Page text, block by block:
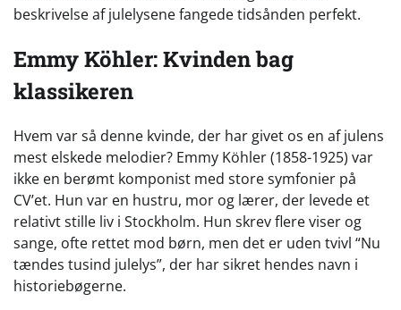
beskrivelse af julelysene fangede tidsånden perfekt.
Emmy Köhler: Kvinden bag
klassikeren
Hvem var så denne kvinde, der har givet os en af julens
mest elskede melodier? Emmy Köhler (1858-1925) var
ikke en berømt komponist med store symfonier på
CV’et. Hun var en hustru, mor og lærer, der levede et
relativt stille liv i Stockholm. Hun skrev flere viser og
sange, ofte rettet mod børn, men det er uden tvivl “Nu
tændes tusind julelys”, der har sikret hendes navn i
historiebøgerne.